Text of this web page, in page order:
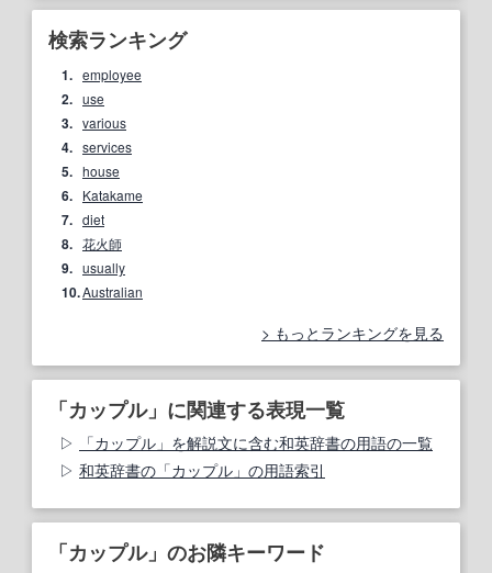
検索ランキング
1. employee
2. use
3. various
4. services
5. house
6. Katakame
7. diet
8. 花火師
9. usually
10.Australian
もっとランキングを見る
「カップル」に関連する表現一覧
「カップル」を解説文に含む和英辞書の用語の一覧
和英辞書の「カップル」の用語索引
「カップル」のお隣キーワード